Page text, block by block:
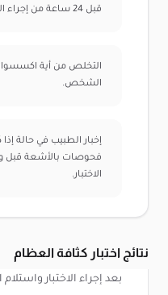
قبل 24 ساعة من إجراء الاختبار.
التخلص من أية
الشخص.
إخبار الطبيب في حالة
فحوصات بالأشعة قبل
الاختبار.
نتائج اختبار كثافة العظام
بعد إجراء الاختبار